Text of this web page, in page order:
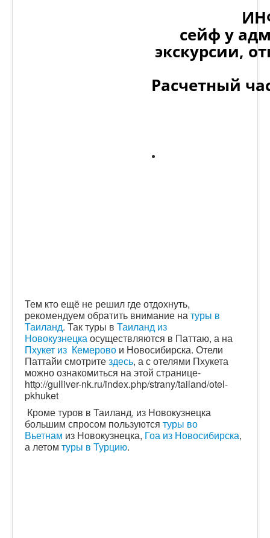
сейф у
экскурсии,
Расчетный
Тем кто ещё не решил где отдохнуть,
рекомендуем обратить внимание на туры в
Таиланд. Так туры в Таиланд из
Новокузнецка осуществляются в Паттаю, а на
Пхукет из Кемерово и Новосибирска. Отели
Паттайи смотритездесь, а с отелями Пхукета
можно ознакомиться на этой странице-
http://gulliver-nk.ru/index.php/strany/tailand/otel-
pkhuket
Кроме туров в Таиланд, из Новокузнецка
большим спросом пользуются туры во
Вьетнам из Новокузнецка, Гоа из Новосибирска,
а летом туры в Турцию.